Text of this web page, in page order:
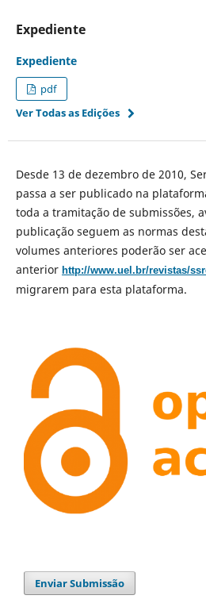
Expediente
Expediente
pdf
Ver Todas as Edições
Desde 13 de dezembro de 2010,
passa a ser publicado na
toda a tramitação de submissões,
publicação seguem as normas
volumes anteriores poderão ser
anterior http://www.uel.br/revistas/
migrarem para esta plataforma.
Enviar Submissão